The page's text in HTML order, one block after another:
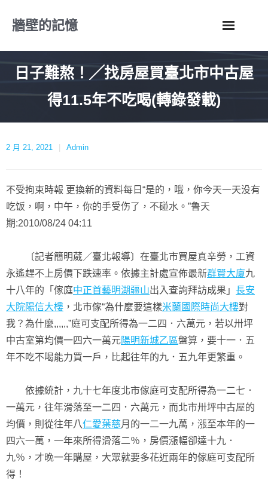
牆壁的記憶
日子難熬！╱找房屋買臺北市中古屋
得11.5年不吃喝(轉錄發載)
2 月 21, 2021 Admin
不受拘束時報 更換新的資料每日“是的，哦，你今天一天没有
吃饭，啊，中午，你的手受伤了，不碰水。”鲁天
期:2010/08/24 04:11
〔記者簡明葳／臺北報導〕在臺北市買屋真辛勞，工資
永遙趕不上房價下跌速率。依據主計處宣佈最新群賢大廈九
十八年的「傢庭中正首藝明湖疆山出入查詢拜訪成果」 長安
大院陽信大樓 ，北市傢“為什麼要這樣米蘭國際時尚大樓對
我？為什麼,,,,,,”庭可支配所得為一二四．六萬元，若以卅坪
中古室第均價一四六一萬元陽明新城乙區盤算，要十一．五
年不吃不喝能力買一戶，比起往年的九．五九年更繁重。
依據統計，九十七年度北市傢庭可支配所得為一二七．
一萬元，往年滑落至一二四．六萬元，而北市卅坪中古屋的
均價，則從往年八仁愛葉慈月的一二一九萬，漲至本年的一
四六一萬，一年來所得滑落二％，房價漲幅卻達十九．
九％，才晚一年購屋，大眾就要多花近兩年的傢庭可支配所
得！